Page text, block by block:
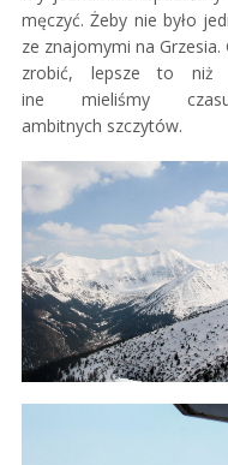
męczyć. Żeby nie było
ze znajomymi na
zrobić, lepsze to niż
ine mieliśmy
ambitnych szczytów.